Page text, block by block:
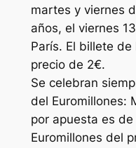
martes y viernes
años, el viernes
París. El billete de
precio de 2€.
Se celebran
del Euromillones:
por apuesta es
Euromillones del